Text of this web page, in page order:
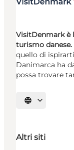
VisitDenmark è
turismo danese.
quello di
Danimarca ha
possa trovare
Seleziona la
Altri siti